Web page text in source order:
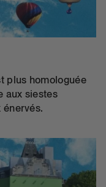
plus homologuée
aux siestes